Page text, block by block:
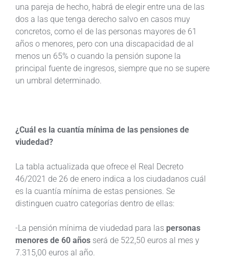
una pareja de hecho, habrá de elegir entre una de las
dos a las que tenga derecho salvo en casos muy
concretos, como el de las personas mayores de 61
años o menores, pero con una discapacidad de al
menos un 65% o cuando la pensión supone la
principal fuente de ingresos, siempre que no se supere
un umbral determinado.
¿Cuál es la cuantía mínima de las pensiones de
viudedad?
La tabla actualizada que ofrece el Real Decreto
46/2021 de 26 de enero indica a los ciudadanos cuál
es la cuantía mínima de estas pensiones. Se
distinguen cuatro categorías dentro de ellas:
-La pensión mínima de viudedad para las personas
menores de 60 años será de 522,50 euros al mes y
7.315,00 euros al año.